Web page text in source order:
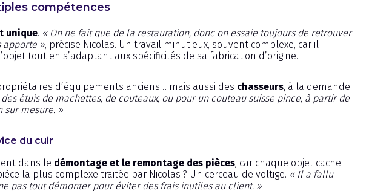
compétences
unique. « On ne fait que de la restauration, donc on essaie toujours de retrouver
apporte », précise Nicolas. Un travail minutieux, souvent complexe, car il
tout en s’adaptant aux spécificités de sa fabrication d’origine.
d’équipements anciens… mais aussi des chasseurs, à la demande
des étuis de machettes, de couteaux, ou pour un couteau suisse pince, à partir de
sur mesure. »
du cuir
dans le démontage et le remontage des pièces, car chaque objet cache
la plus complexe traitée par Nicolas ? Un cerceau de voltige. « Il a fallu
pas tout démonter pour éviter des frais inutiles au client. »